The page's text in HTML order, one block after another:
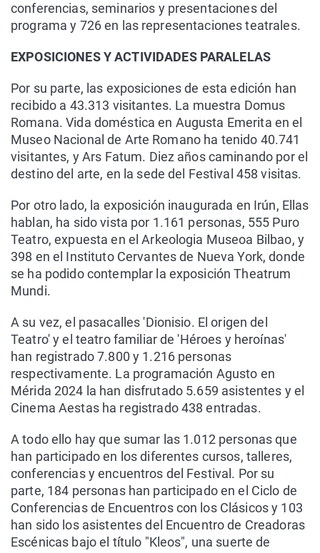
conferencias, seminarios y presentaciones del
programa y 726 en las representaciones teatrales.
EXPOSICIONES Y ACTIVIDADES PARALELAS
Por su parte, las exposiciones de esta edición han
recibido a 43.313 visitantes. La muestra Domus
Romana. Vida doméstica en Augusta Emerita en el
Museo Nacional de Arte Romano ha tenido 40.741
visitantes, y Ars Fatum. Diez años caminando por el
destino del arte, en la sede del Festival 458 visitas.
Por otro lado, la exposición inaugurada en Irún, Ellas
hablan, ha sido vista por 1.161 personas, 555 Puro
Teatro, expuesta en el Arkeologia Museoa Bilbao, y
398 en el Instituto Cervantes de Nueva York, donde
se ha podido contemplar la exposición Theatrum
Mundi.
A su vez, el pasacalles 'Dionisio. El origen del
Teatro' y el teatro familiar de 'Héroes y heroínas'
han registrado 7.800 y 1.216 personas
respectivamente. La programación Agusto en
Mérida 2024 la han disfrutado 5.659 asistentes y el
Cinema Aestas ha registrado 438 entradas.
A todo ello hay que sumar las 1.012 personas que
han participado en los diferentes cursos, talleres,
conferencias y encuentros del Festival. Por su
parte, 184 personas han participado en el Ciclo de
Conferencias de Encuentros con los Clásicos y 103
han sido los asistentes del Encuentro de Creadoras
Escénicas bajo el título "Kleos", una suerte de